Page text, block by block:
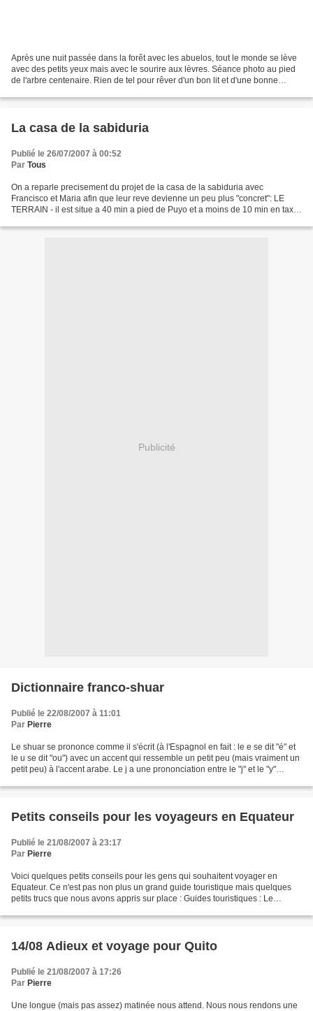
Après une nuit passée dans la forêt avec les abuelos, tout le monde se lève
avec des petits yeux mais avec le sourire aux lèvres. Séance photo au pied
de l'arbre centenaire. Rien de tel pour rêver d'un bon lit et d'une bonne
La casa de la sabiduria
Publié le 26/07/2007 à 00:52
Par Tous
On a reparle precisement du projet de la casa de la sabiduria avec
Francisco et Maria afin que leur reve devienne un peu plus "concret": LE
TERRAIN - il est situe a 40 min a pied de Puyo et a moins de 10 min en taxi
Publicité
Dictionnaire franco-shuar
Publié le 22/08/2007 à 11:01
Par Pierre
Le shuar se prononce comme il s'écrit (à l'Espagnol en fait : le e se dit "é" et
le u se dit "ou") avec un accent qui ressemble un petit peu (mais vraiment un
petit peu) à l'accent arabe. Le j a une prononciation entre le "j" et le "y"
Petits conseils pour les voyageurs en Equateur
Publié le 21/08/2007 à 23:17
Par Pierre
Voici quelques petits conseils pour les gens qui souhaitent voyager en
Equateur. Ce n'est pas non plus un grand guide touristique mais quelques
petits trucs que nous avons appris sur place : Guides touristiques : Le
14/08 Adieux et voyage pour Quito
Publié le 21/08/2007 à 17:26
Par Pierre
Une longue (mais pas assez) matinée nous attend. Nous nous rendons une